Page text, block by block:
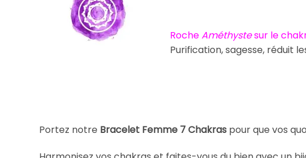
RocheAméthystesur le
Purification, sagesse, réduit
Portez notre Bracelet Femme 7 Chakras pour que vos